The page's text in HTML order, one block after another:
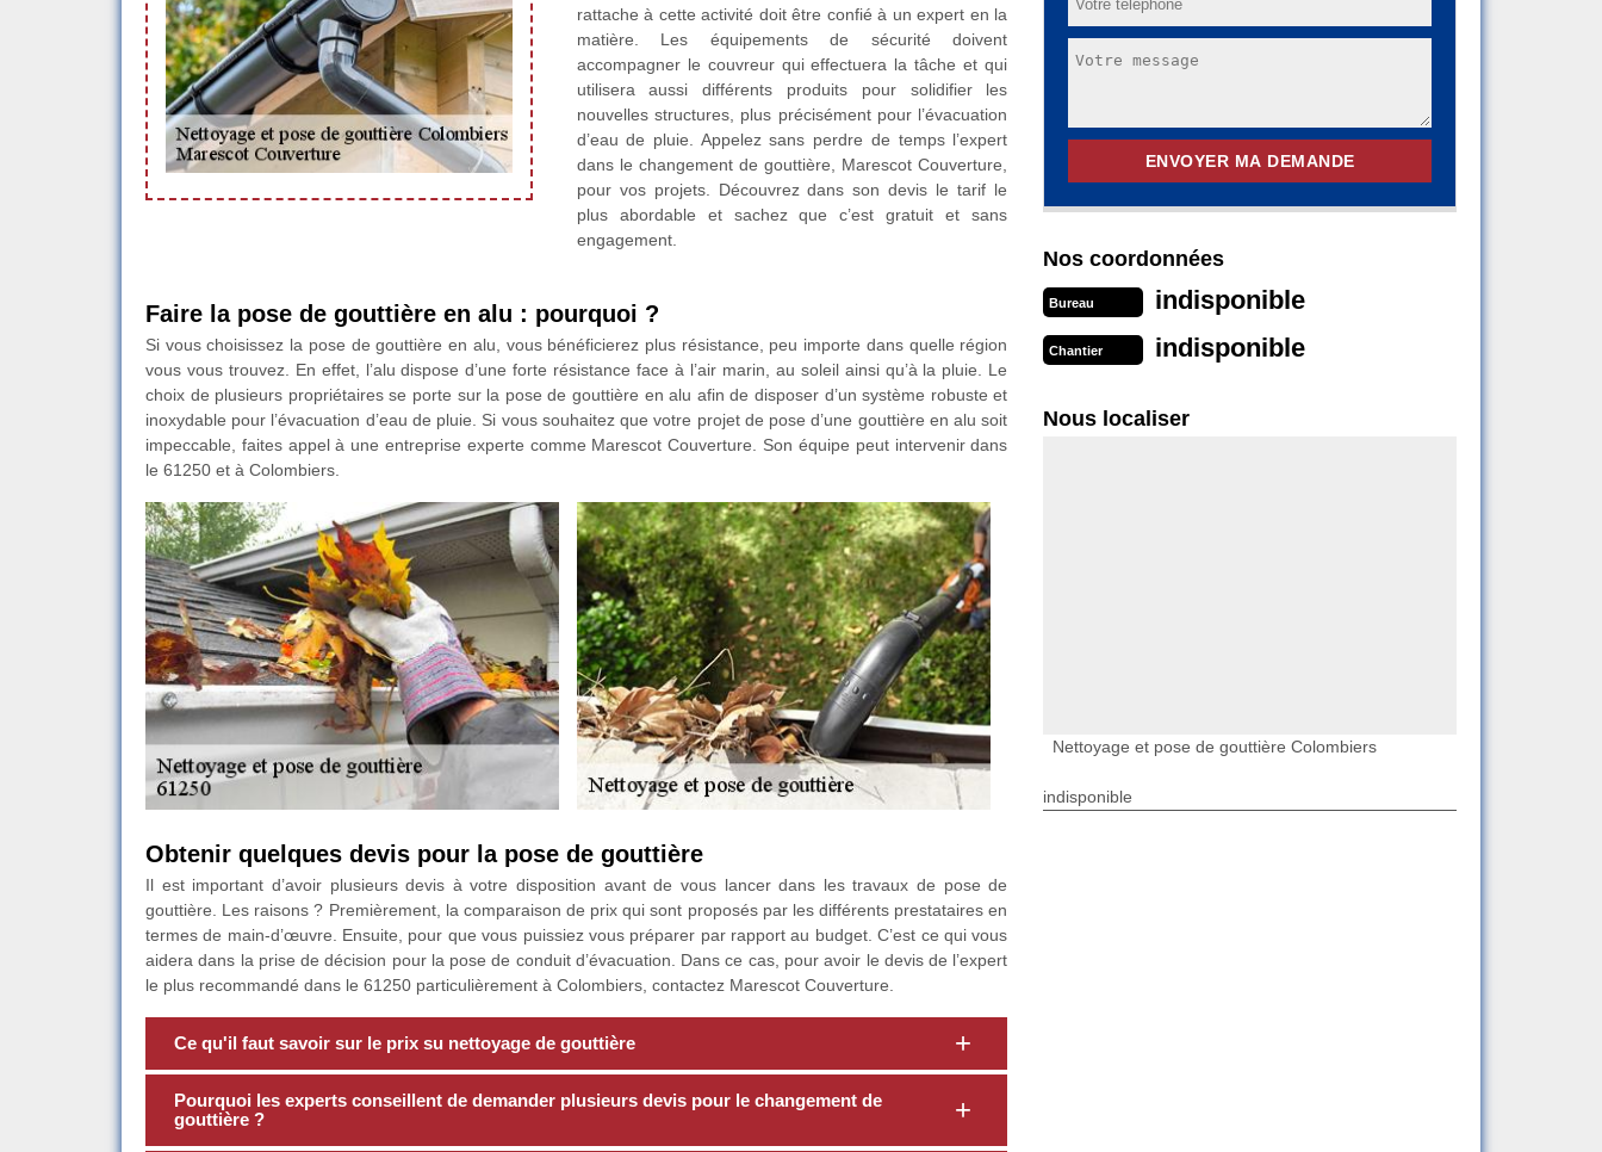
rattache à cette activité doit être confié à un expert en la
matière. Les équipements de sécurité doivent
accompagner le couvreur qui effectuera la tâche et qui
utilisera aussi différents produits pour solidifier les
nouvelles structures, plus précisément pour l’évacuation
d’eau de pluie. Appelez sans perdre de temps l’expert
dans le changement de gouttière, Marescot Couverture,
pour vos projets. Découvrez dans son devis le tarif le
plus abordable et sachez que c’est gratuit et sans
engagement.
Faire la pose de gouttière en alu : pourquoi ?
Si vous choisissez la pose de gouttière en alu, vous bénéficierez plus résistance, peu importe dans quelle région
vous vous trouvez. En effet, l’alu dispose d’une forte résistance face à l’air marin, au soleil ainsi qu’à la pluie. Le
choix de plusieurs propriétaires se porte sur la pose de gouttière en alu afin de disposer d’un système robuste et
inoxydable pour l’évacuation d’eau de pluie. Si vous souhaitez que votre projet de pose d’une gouttière en alu soit
impeccable, faites appel à une entreprise experte comme Marescot Couverture. Son équipe peut intervenir dans
le 61250 et à Colombiers.
Obtenir quelques devis pour la pose de gouttière
Il est important d’avoir plusieurs devis à votre disposition avant de vous lancer dans les travaux de pose de
gouttière. Les raisons ? Premièrement, la comparaison de prix qui sont proposés par les différents prestataires en
termes de main-d’œuvre. Ensuite, pour que vous puissiez vous préparer par rapport au budget. C’est ce qui vous
aidera dans la prise de décision pour la pose de conduit d’évacuation. Dans ce cas, pour avoir le devis de l’expert
le plus recommandé dans le 61250 particulièrement à Colombiers, contactez Marescot Couverture.
Ce qu'il faut savoir sur le prix su nettoyage de gouttière
Pourquoi les experts conseillent de demander plusieurs devis pour le changement de
gouttière ?
Nos coordonnées
Bureau indisponible
Chantier indisponible
Nous localiser
Nettoyage et pose de gouttière Colombiers
indisponible